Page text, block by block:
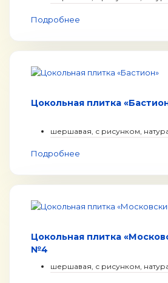
Подробнее
Цокольная плитка
шершавая, с рисунком,
Подробнее
Цокольная плитка
№4
шершавая, с рисунком,